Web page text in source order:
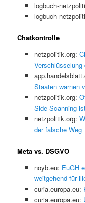
logbuch-
logbuch-
Chatkontrolle
netzpolitik.org:
Staaten warnen
netzpolitik.org:
Side-Scanning
netzpolitik.org:
der falsche Weg
Meta vs. DSGVO
noyb.eu: EuGH
weitgehend für
curia.europa.eu:
curia.europa.eu: